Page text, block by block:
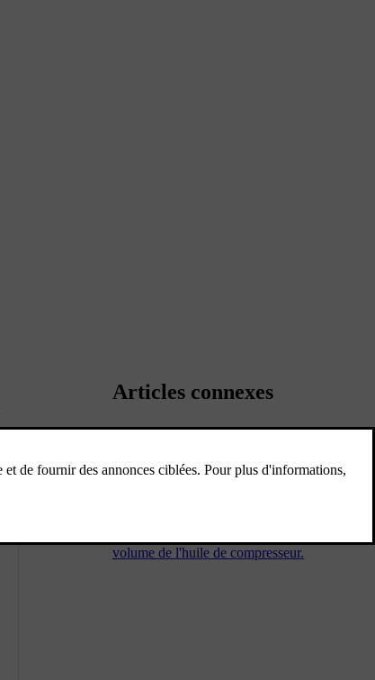
Articles connexes
climatisation
volume de l'huile de compresseur.